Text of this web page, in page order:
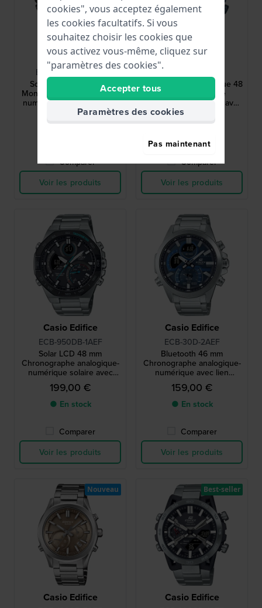
Casio Edifice
ECB-2300DC-1AEF
Sospensione 45.8 mm
Montre solaire analogique-
numérique avec boîtier en
carbone et Bluetooth
299,00 €
Comparer
Voir les produits
Casio Edifice
ECB-2000CB-2A
Sospensione - Cool Blue 48
mm Montre solaire
analogique-numérique avec
boîtier en carbone et
Bluetooth
279,00 €
Comparer
Voir les produits
Casio Edifice
ECB-950DB-1AEF
Solar LCD 48 mm
Chronographe analogique-
numérique solaire avec
Bluetooth
199,00 €
● En stock
Comparer
Voir les produits
Casio Edifice
ECB-30D-2AEF
Bluetooth 46 mm
Chronographe analogique-
numérique avec lien
smartphone
159,00 €
● En stock
Comparer
Voir les produits
Casio Edifice
Nouveau
Casio Edifice
Best-seller
cookies", vous acceptez également
les cookies facultatifs. Si vous
souhaitez choisir les cookies que
vous activez vous-même, cliquez sur
"paramètres des cookies".
Accepter tous
Paramètres des cookies
Pas maintenant